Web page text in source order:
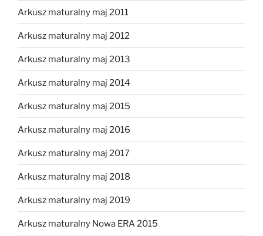
Arkusz maturalny maj 2011
Arkusz maturalny maj 2012
Arkusz maturalny maj 2013
Arkusz maturalny maj 2014
Arkusz maturalny maj 2015
Arkusz maturalny maj 2016
Arkusz maturalny maj 2017
Arkusz maturalny maj 2018
Arkusz maturalny maj 2019
Arkusz maturalny Nowa ERA 2015